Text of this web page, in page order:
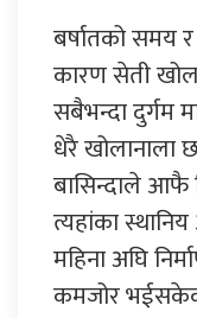
बर्षातको समय
कारण सेती
सबैभन्दा दुर्गम
धेरै खोलानाला
बासिन्दाले आफै
त्यहांका
महिना अघि
कमजोर